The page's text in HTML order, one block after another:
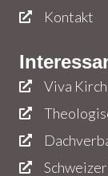
Kontakt
Viva